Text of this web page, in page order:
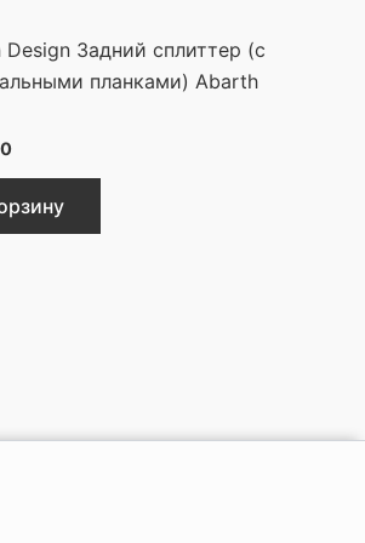
Design Задний сплиттер (с
планками) Abarth